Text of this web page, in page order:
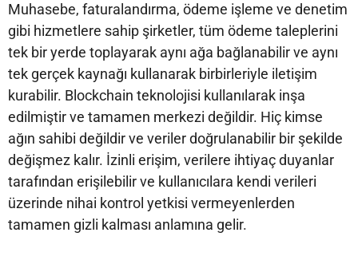
Muhasebe, faturalandırma, ödeme işleme ve denetim
gibi hizmetlere sahip şirketler, tüm ödeme taleplerini
tek bir yerde toplayarak aynı ağa bağlanabilir ve aynı
tek gerçek kaynağı kullanarak birbirleriyle iletişim
kurabilir. Blockchain teknolojisi kullanılarak inşa
edilmiştir ve tamamen merkezi değildir. Hiç kimse
ağın sahibi değildir ve veriler doğrulanabilir bir şekilde
değişmez kalır. İzinli erişim, verilere ihtiyaç duyanlar
tarafından erişilebilir ve kullanıcılara kendi verileri
üzerinde nihai kontrol yetkisi vermeyenlerden
tamamen gizli kalması anlamına gelir.